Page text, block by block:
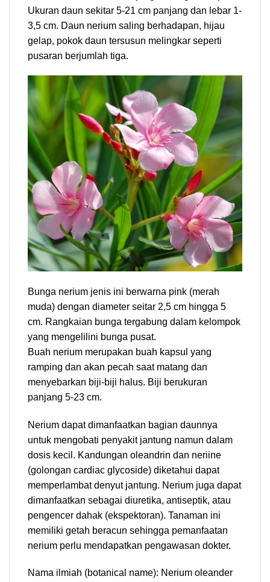
Ukuran daun sekitar 5-21 cm panjang dan lebar 1-
3,5 cm. Daun nerium saling berhadapan, hijau
gelap, pokok daun tersusun melingkar seperti
pusaran berjumlah tiga.
Bunga nerium jenis ini berwarna pink (merah
muda) dengan diameter seitar 2,5 cm hingga 5
cm. Rangkaian bunga tergabung dalam kelompok
yang mengelilini bunga pusat.
Buah nerium merupakan buah kapsul yang
ramping dan akan pecah saat matang dan
menyebarkan biji-biji halus. Biji berukuran
panjang 5-23 cm.
Nerium dapat dimanfaatkan bagian daunnya
untuk mengobati penyakit jantung namun dalam
dosis kecil. Kandungan oleandrin dan neriine
(golongan cardiac glycoside) diketahui dapat
memperlambat denyut jantung. Nerium juga dapat
dimanfaatkan sebagai diuretika, antiseptik, atau
pengencer dahak (ekspektoran). Tanaman ini
memiliki getah beracun sehingga pemanfaatan
nerium perlu mendapatkan pengawasan dokter.
Nama ilmiah (botanical name): Nerium oleander